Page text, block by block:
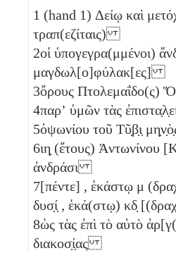
1 (hand 1) Δείῳ καὶ
τραπ(εζίταις)
2οἱ ὑπογεγρα(μμένοι)
μαγδωλ[ο]φύλακ[ες]
3ὄρους
4παρʼ ὑμῶν τὰς
5ὀψωνίου τοῦ Τῦ̣β̣ι̣
6ιη̣ (ἔτους) Ἀντωνίνου
ἀνδράσι
7[πέντε] , ἑκάστῳ μ
δυσ̣ί̣ , ἑκά(στῳ) κδ̣
8ὡς τὰς ἐπὶ τὸ αὐτὸ
διακοσ̣ί̣ας